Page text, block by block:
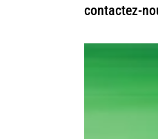
contactez-